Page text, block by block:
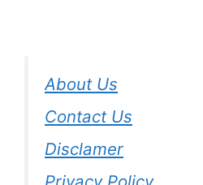
About Us
Contact Us
Disclamer